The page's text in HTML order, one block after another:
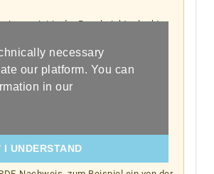
necessary
our platform. You can
in our
I UNDERSTAND
ist in der Regel nicht erlaubt.
Unterlizenzierungsvertrag
werden, der bereits vor der
bestand und die konkrete
RIGHTS-DEFEND nicht als